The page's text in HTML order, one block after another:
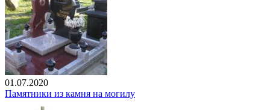
01.07.2020
Памятники из камня на могилу